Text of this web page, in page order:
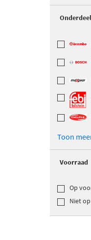
Toon
Voorraad
Op
Niet